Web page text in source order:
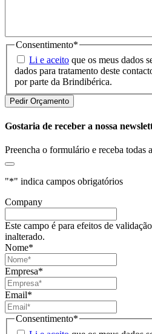
Consentimento*
Li e aceito que os meus dados
dados para tratamento deste
por parte da Brindibérica.
Gostaria de receber a nossa
Preencha o formulário e receba todas
"*" indica campos obrigatórios
Company
Este campo é para efeitos de
inalterado.
Nome*
Empresa*
Email*
Consentimento*